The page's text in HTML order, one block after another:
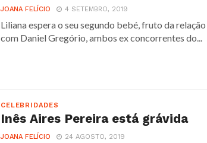
JOANA FELÍCIO 4 SETEMBRO, 2019
Liliana espera o seu segundo bebé, fruto da relação
com Daniel Gregório, ambos ex concorrentes do...
CELEBRIDADES
Inês Aires Pereira está grávida
JOANA FELÍCIO 24 AGOSTO, 2019